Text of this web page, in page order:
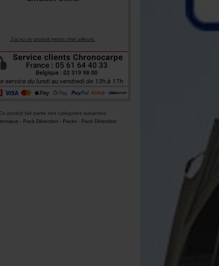
J'ai vu ce produit moins cher ailleurs.
Ce produit fait partie des catégories suivantes:
- Pack Détection - Packs- Pack Détection